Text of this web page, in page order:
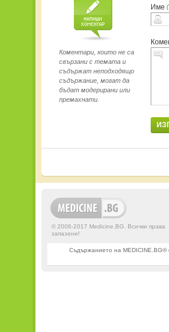
Име
Коментари, които не са
свързани с темата и
съдържат неподходящо
съдържание, могат да
бъдат модерирани или
премахнати.
© 2006-2017 Medicine.BG. Всички права
запазени!
Съдържанието на MEDICINE.BG®